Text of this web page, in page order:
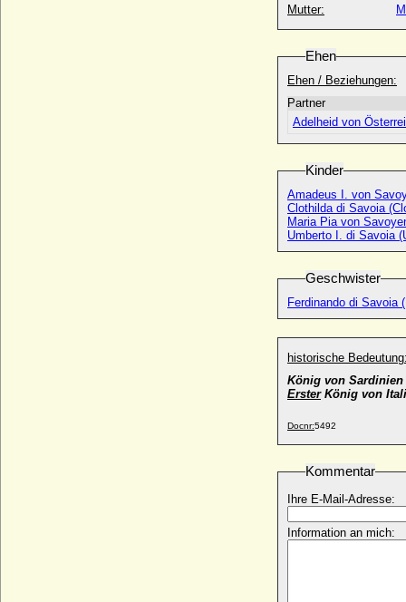
Mutter:
Ehen
Ehen / Beziehungen:
Partner
Adelheid von
Kinder
Amadeus I. von
Clothilda di Savoia
Maria Pia von
Umberto I. di Savoia
Geschwister
Ferdinando di Savoia
historische
König von Sardinien
ErsterKönig von
Docnr:5492
Kommentar
Ihre E-Mail-Adresse:
Information an mich: